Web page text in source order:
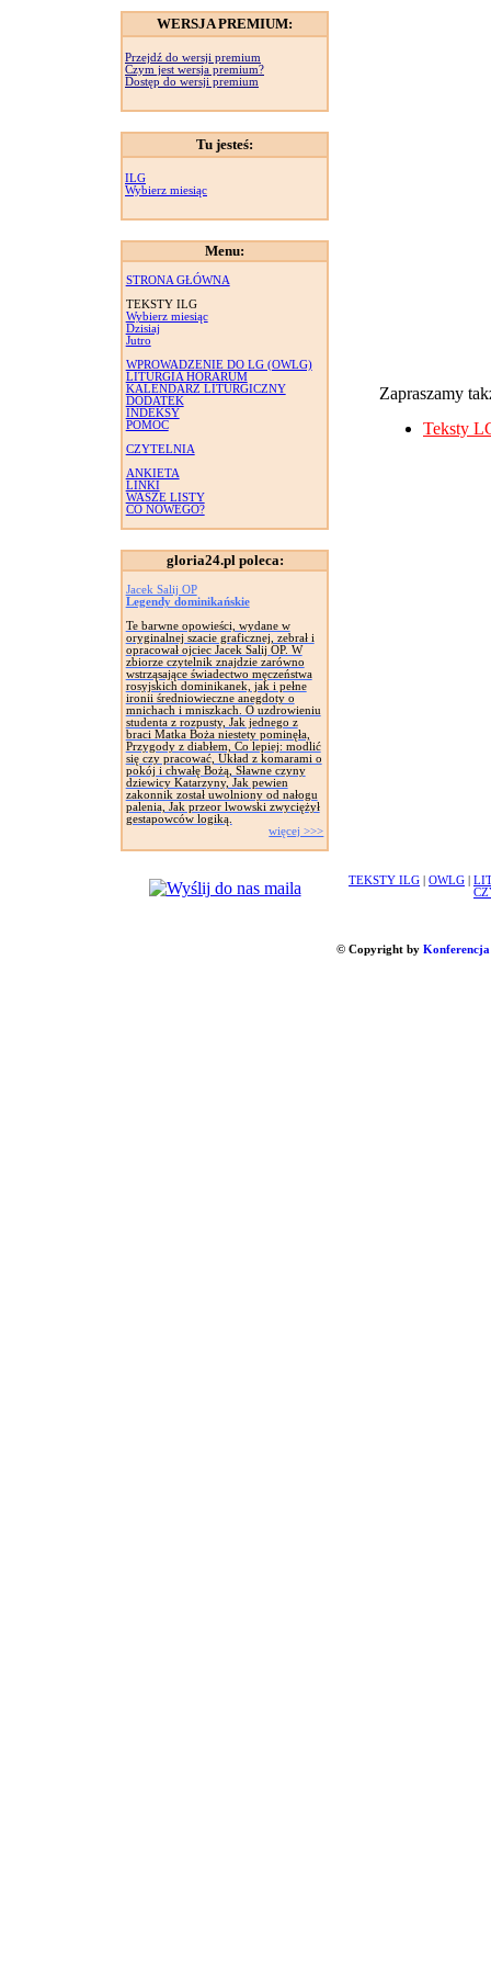
WERSJA PREMIUM:
Przejdź do wersji premium
Czym jest wersja premium?
Dostęp do wersji premium
Tu jesteś:
ILG
Wybierz miesiąc
Menu:
STRONA GŁÓWNA
TEKSTY ILG
Wybierz miesiąc
Dzisiaj
Jutro
WPROWADZENIE DO LG (OWLG)
LITURGIA HORARUM
KALENDARZ LITURGICZNY
DODATEK
INDEKSY
POMOC
CZYTELNIA
ANKIETA
LINKI
WASZE LISTY
CO NOWEGO?
gloria24.pl poleca:
Jacek Salij OP
Legendy dominikańskie
Te barwne opowieści, wydane w
oryginalnej szacie graficznej, zebrał i
opracował ojciec Jacek Salij OP. W
zbiorze czytelnik znajdzie zarówno
wstrząsające świadectwo męczeństwa
rosyjskich dominikanek, jak i pełne
ironii średniowieczne anegdoty o
mnichach i mniszkach. O uzdrowieniu
studenta z rozpusty, Jak jednego z
braci Matka Boża niestety pominęła,
Przygody z diabłem, Co lepiej: modlić
się czy pracować, Układ z komarami o
pokój i chwałę Bożą, Sławne czyny
dziewicy Katarzyny, Jak pewien
zakonnik został uwolniony od nałogu
palenia, Jak przeor lwowski zwyciężył
gestapowców logiką.
więcej >>>
Zapraszamy
Teksty
TEKSTY ILG OWLG
© Copyright by Konferencja